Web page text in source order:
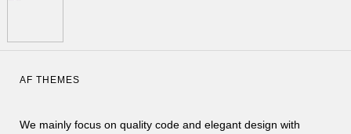
AF THEMES
We mainly focus on quality code and elegant design with